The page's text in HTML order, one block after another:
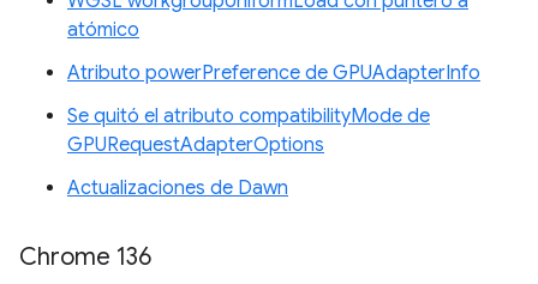
atómico
Atributo powerPreference de GPUAdapterInfo
Se quitó el atributo compatibilityMode de
GPURequestAdapterOptions
Actualizaciones de Dawn
Chrome 136